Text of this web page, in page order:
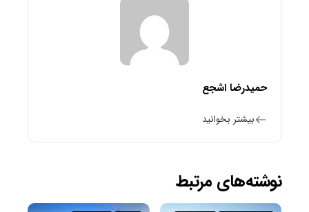
حمیدرضا اشجع
بیشتر بخوانید
نوشته‌های مرتبط